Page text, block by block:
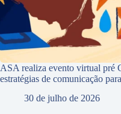
ASA realiza evento virtual pré
estratégias de comunicação
30 de julho de 2026